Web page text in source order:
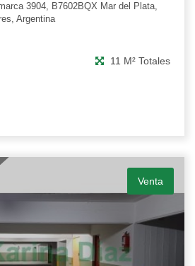
3904, B7602BQX Mar del Plata,
Argentina
11 M² Totales
Venta